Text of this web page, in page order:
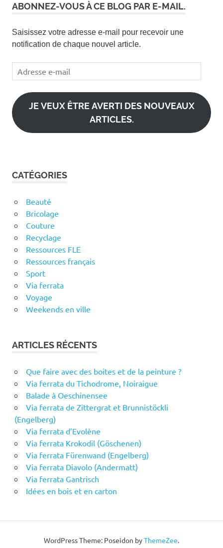
ABONNEZ-VOUS À CE BLOG PAR E-MAIL.
Saisissez votre adresse e-mail pour recevoir une
notification de chaque nouvel article.
Adresse
e-
mail
JE VEUX ÊTRE AVERTI DES NOUVEAUX
ARTICLES.
CATÉGORIES
Beauté
Bricolage
Couture
Recyclage
Ressources FLE
Ressources français
Sport
Via ferrata
Voyage
Weekends en ville
ARTICLES RÉCENTS
Que faire avec des boites et de la peinture ?
Via ferrata du Tichodrome, Noiraigue
Balade à Oeschinensee
Via ferrata de Zittergrat et Brunnistöckli
(Engelberg)
Via ferrata d’Evolène
Via ferrata Krokodil (Göschenen)
Via ferrata Fürenwand (Engelberg)
Via ferrata Diavolo (Andermatt)
Via ferrata Gantrisch
Idées en bois et en carton
WordPress Theme: Poseidon byThemeZee